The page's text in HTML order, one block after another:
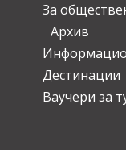
За
Архив
Дестинации
Ваучери за